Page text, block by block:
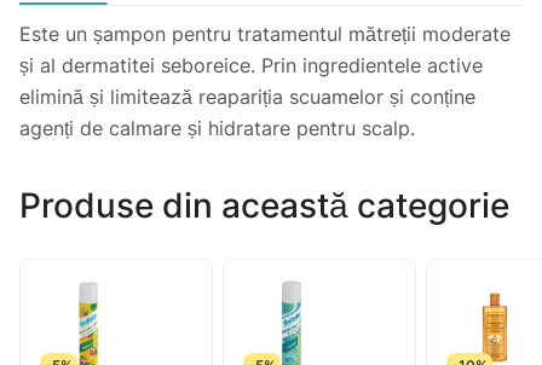
Este un șampon pentru tratamentul mătreții moderate
și al dermatitei seboreice. Prin ingredientele active
elimină și limitează reapariția scuamelor și conține
agenți de calmare și hidratare pentru scalp.
Produse din această categorie